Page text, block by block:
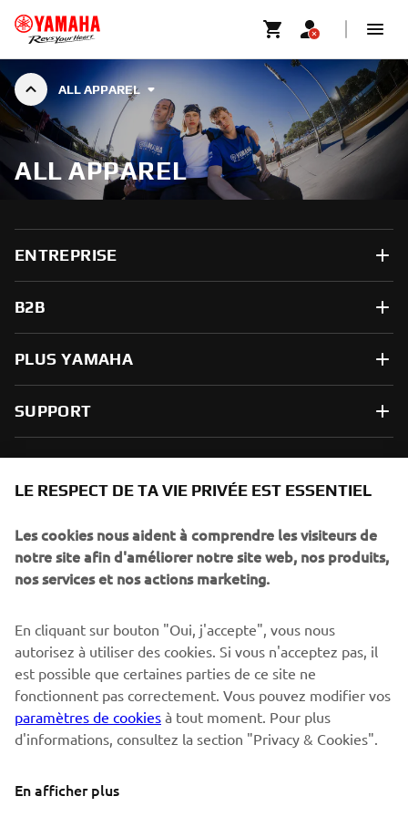
ALL APPAREL
ALL APPAREL
ENTREPRISE
B2B
PLUS YAMAHA
SUPPORT
spéciaux, les lancements de produits, etc.
S'ABONNER
Lisez notre politique de confidentialité pour savoir comment
nous traitons vos données personnelles : Politique de
Confidentialité
LE RESPECT DE TA VIE PRIVÉE EST ESSENTIEL
Les cookies nous aident à comprendre les visiteurs de
notre site afin d'améliorer notre site web, nos produits,
nos services et nos actions marketing.
En cliquant sur bouton "Oui, j'accepte", vous nous
autorisez à utiliser des cookies. Si vous n'acceptez pas, il
est possible que certaines parties de ce site ne
fonctionnent pas correctement. Vous pouvez modifier vos
paramètres de cookies à tout moment. Pour plus
d'informations, consultez la section "Privacy & Cookies".
En afficher plus